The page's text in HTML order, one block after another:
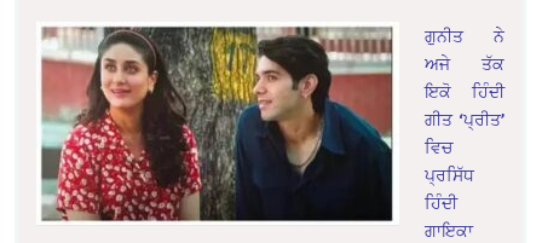
ਗੁਨੀਤ ਨੇ
ਅਜੇ ਤੱਕ
ਇਕੋ ਹਿੰਦੀ
ਗੀਤ ‘ਪ੍ਰੀਤ’
ਵਿਚ
ਪ੍ਰਸਿੱਧ
ਹਿੰਦੀ
ਗਾਇਕਾ